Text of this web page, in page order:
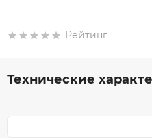
Рейтинг
Технические